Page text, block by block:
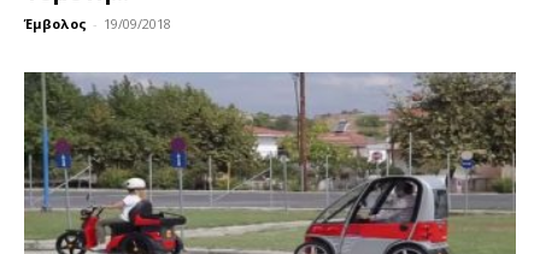
Έμβολος - 19/09/2018